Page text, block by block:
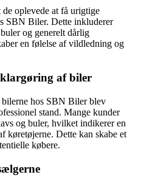
oplevede at få urigtige
SBN Biler. Dette inkluderer
og generelt dårlig
en følelse af vildledning og
af biler
hos SBN Biler blev
stand. Mange kunder
og buler, hvilket indikerer en
køretøjerne. Dette kan skabe et
købere.